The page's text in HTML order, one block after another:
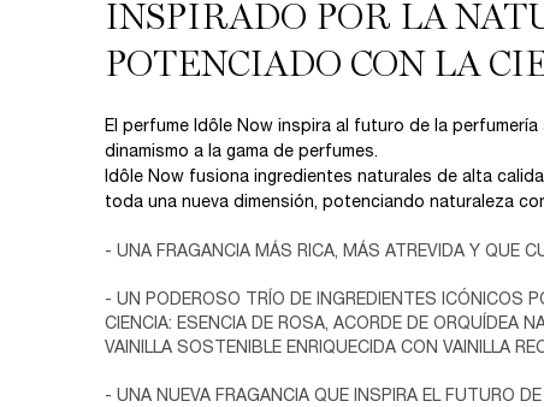
INSPIRADO POR LA
POTENCIADO CON LA
El perfume Idôle Now inspira al futuro de la
dinamismo a la gama de perfumes.
Idôle Now fusiona ingredientes naturales de alta
toda una nueva dimensión, potenciando naturaleza
- UNA FRAGANCIA MÁS RICA, MÁS ATREVIDA Y QUE
- UN PODEROSO TRÍO DE INGREDIENTES ICÓNICOS
CIENCIA: ESENCIA DE ROSA, ACORDE DE ORQUÍDEA
VAINILLA SOSTENIBLE ENRIQUECIDA CON VAINILLA
- UNA NUEVA FRAGANCIA QUE INSPIRA EL FUTURO DE